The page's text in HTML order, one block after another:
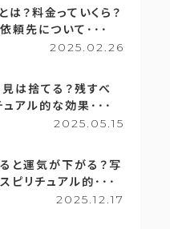
は？料金っていくら？
頼先について･･･
2025.02.26
見は捨てる？残すべ
ュアル的な効果･･･
2025.05.15
と運気が下がる？写
ピリチュアル的･･･
2025.12.17